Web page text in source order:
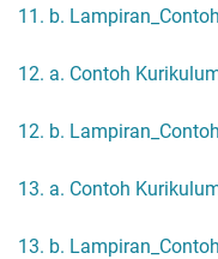
11. b.
12. a. Contoh
12. b.
13. a. Contoh
13. b.